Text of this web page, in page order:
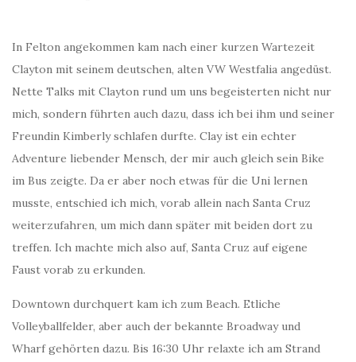
In Felton angekommen kam nach einer kurzen Wartezeit
Clayton mit seinem deutschen, alten VW Westfalia angedüst.
Nette Talks mit Clayton rund um uns begeisterten nicht nur
mich, sondern führten auch dazu, dass ich bei ihm und seiner
Freundin Kimberly schlafen durfte. Clay ist ein echter
Adventure liebender Mensch, der mir auch gleich sein Bike
im Bus zeigte. Da er aber noch etwas für die Uni lernen
musste, entschied ich mich, vorab allein nach Santa Cruz
weiterzufahren, um mich dann später mit beiden dort zu
treffen. Ich machte mich also auf, Santa Cruz auf eigene
Faust vorab zu erkunden.
Downtown durchquert kam ich zum Beach. Etliche
Volleyballfelder, aber auch der bekannte Broadway und
Wharf gehörten dazu. Bis 16:30 Uhr relaxte ich am Strand